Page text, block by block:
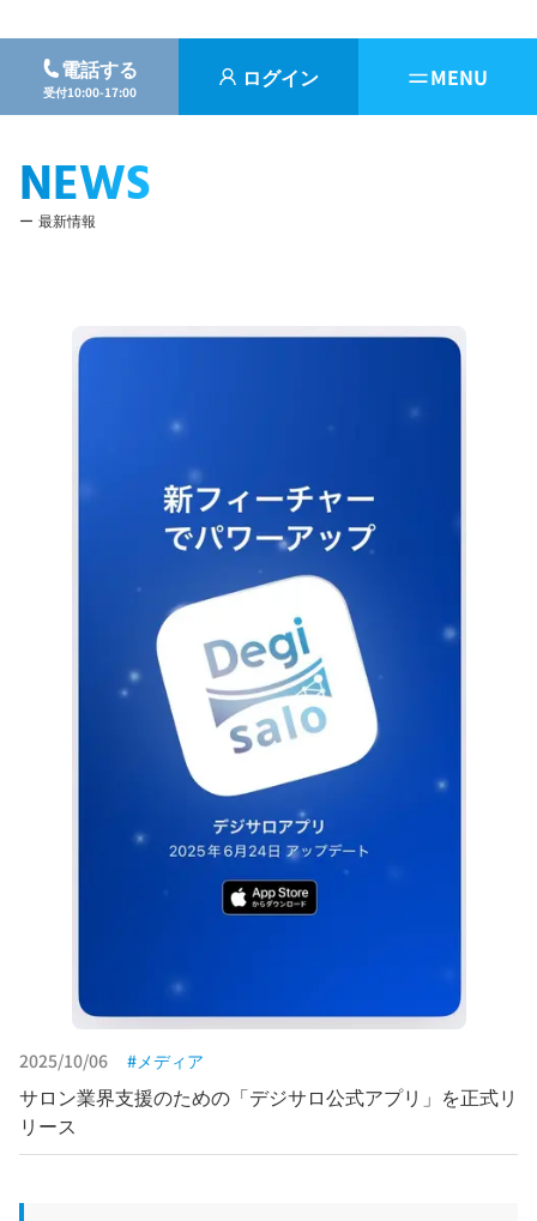
電話する
受付10:00-17:00 ログイン MENU
NEWS
最新情報
2025/10/06 メディア
サロン業界支援のための「デジサロ公式アプリ」を正式リ
リース